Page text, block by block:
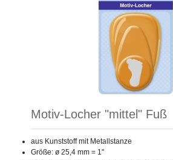
Motiv-Locher "mittel" Fuß
aus Kunststoff mit Metallstanze
Größe: ø 25,4 mm = 1"